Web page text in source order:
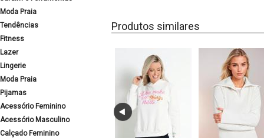
Moda Praia
Tendências
Fitness
Lazer
Lingerie
Moda Praia
Pijamas
Acessório Feminino
Acessório Masculino
Calçado Feminino
Produtos similares